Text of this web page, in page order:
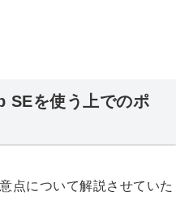
を使う上でのポ
点について解説させていた